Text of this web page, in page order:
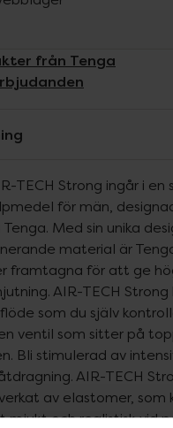
från Tenga
TECH Strong ingår i en
för män,
Tenga. Med sin unika
material är
framtagna för att ge
AIR-TECH
som du själv
ventil som sitter på
Bli stimulerad av
AIR-TECH
av elastomer, som
mjukt och realistisk vid